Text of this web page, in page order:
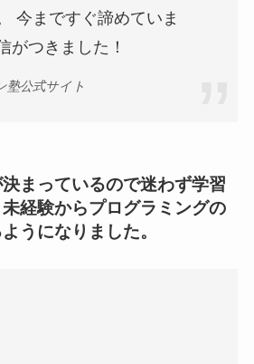
今まですぐ諦めていま
がつきました！
塾公式サイト
まっているので迷わず学習
経験からプログラミングの
うになりました。